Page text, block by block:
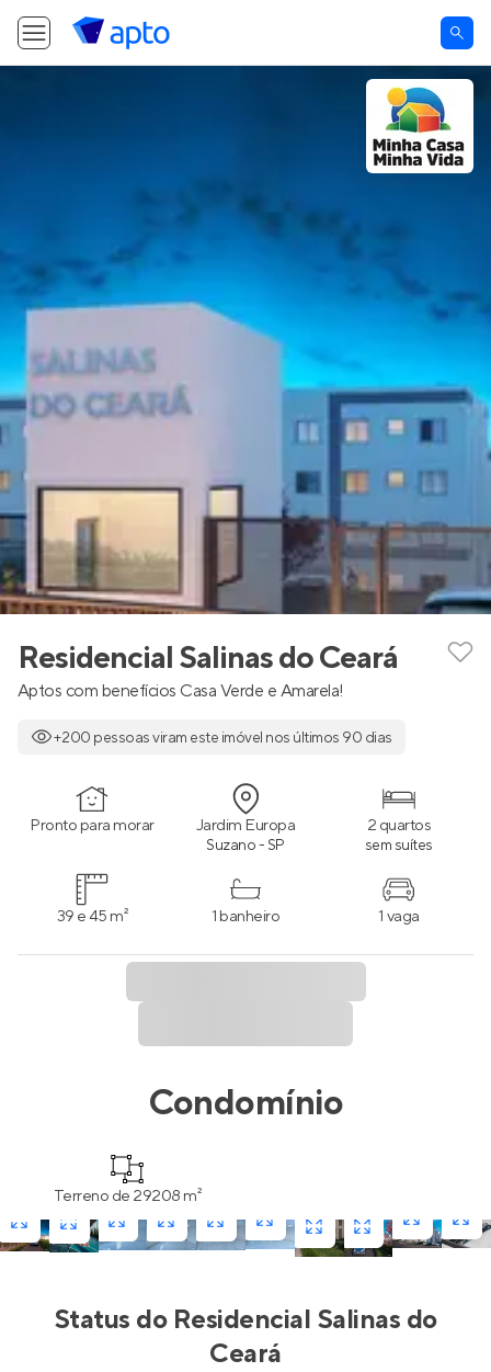
Residencial Salinas do Ceará
Aptos com benefícios Casa Verde e Amarela!
+200 pessoas viram este imóvel nos últimos 90 dias
Pronto para morar Jardim Europa
Suzano - SP
2 quartos
sem suítes
39 e 45 m² 1 banheiro 1 vaga
Condomínio
Terreno de 29208 m²
Status do Residencial Salinas do
Ceará